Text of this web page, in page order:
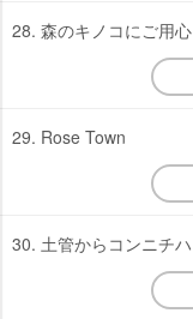
28. 森のキノコにご用心
29. Rose Town
30. 土管からコンニチハ